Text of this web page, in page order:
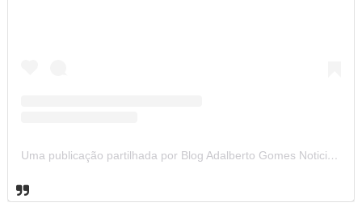
Uma publicação partilhada por Blog Adalberto Gomes Noticias (@blogadalbertogomesnoticiass)